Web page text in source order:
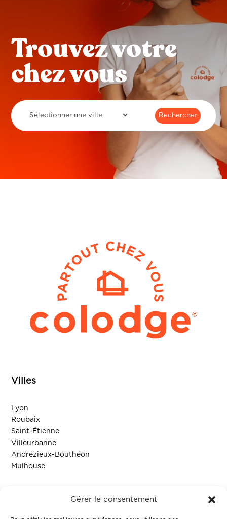
Gérer le consentement
Trouvez votre
chez vous
Villes
Lyon
Roubaix
Saint-Étienne
Villeurbanne
Andrézieux-Bouthéon
Mulhouse